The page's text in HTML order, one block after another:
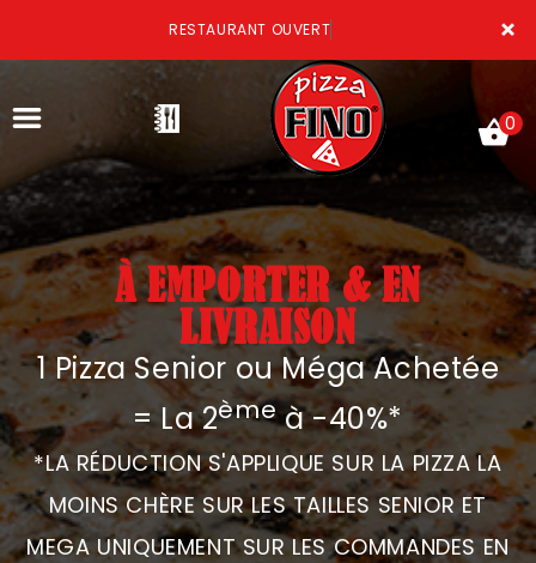
×
RESTAURANT OUVERT
ACCUEIL
LA CARTE
VOTRE COMPTE
NOTRE RESTAURANT
VOS AVIS
MENTIONS LÉGALES
0
À EMPORTER & EN
LIVRAISON
1 Pizza Senior ou Méga Achetée
= La 2èmeà -40%*
*LA RÉDUCTION S'APPLIQUE SUR LA PIZZA LA
MOINS CHÈRE SUR LES TAILLES SENIOR ET
MEGA UNIQUEMENT SUR LES COMMANDES EN